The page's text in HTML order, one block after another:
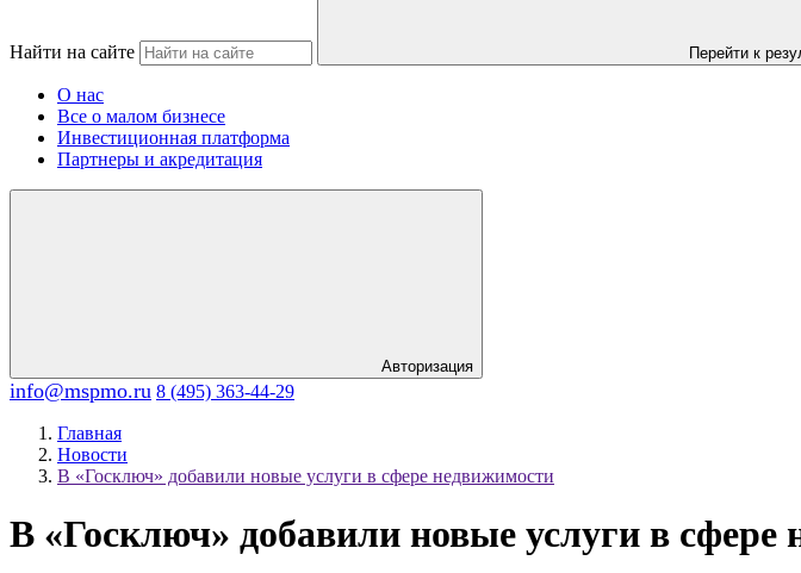
Найти на сайте Перейти к
О нас
Все о малом бизнесе
Инвестиционная платформа
Партнеры и акредитация
Авторизация
info@mspmo.ru 8 (495) 363-44-29
Главная
Новости
В «Госключ» добавили новые услуги в сфере недвижимости
В «Госключ» добавили новые услуги в сфере